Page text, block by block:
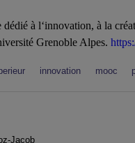
à l‘innovation, à la
Grenoble Alpes.
innovation mooc
Jacob